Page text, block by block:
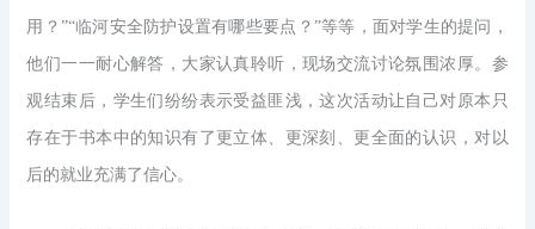
用？”“临河安全防护设置有哪些要点？”等等，面对学生的提问，
他们一一耐心解答，大家认真聆听，现场交流讨论氛围浓厚。参
观结束后，学生们纷纷表示受益匪浅，这次活动让自己对原本只
存在于书本中的知识有了更立体、更深刻、更全面的认识，对以
后的就业充满了信心。